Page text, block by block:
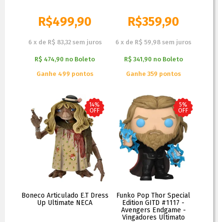
R$499,90
6 x de R$ 83,32 sem juros
R$ 474,90 no Boleto
Ganhe 499 pontos
R$359,90
6 x de R$ 59,98 sem juros
R$ 341,90 no Boleto
Ganhe 359 pontos
14%
OFF
Boneco Articulado E.T Dress
Up Ultimate NECA
5%
OFF
Funko Pop Thor Special
Edition GITD #1117 -
Avengers Endgame -
Vingadores Ultimato